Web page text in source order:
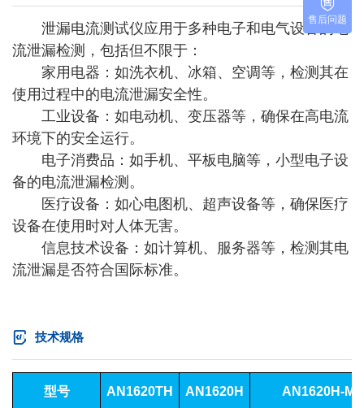
泄漏电流测试仪应用于多种电子和电气设备的电
流泄漏检测，包括但不限于：
家用电器：如洗衣机、冰箱、空调等，检测其在
使用过程中的电流泄漏安全性。
工业设备：如电动机、变压器等，确保在高电流
环境下的安全运行。
电子消费品：如手机、平板电脑等，小型电子设
备的电流泄漏检测。
医疗设备：如心电图机、超声设备等，确保医疗
设备在使用时对人体无害。
信息技术设备：如计算机、服务器等，检测其电
流泄漏是否符合国际标准。
技术规格
型号 AN1620TH AN1620H AN1620H-M
售后问题